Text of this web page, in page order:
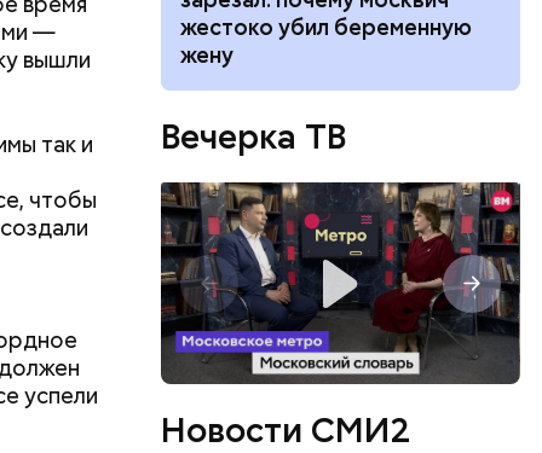
—
вышли
так и
чтобы
успели
жестоко убил беременную
жену
Вечерка ТВ
Новости СМИ2